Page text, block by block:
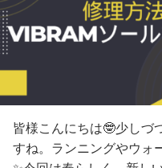
皆様こんにちは🤓少しづ
すね。ランニングやウォ